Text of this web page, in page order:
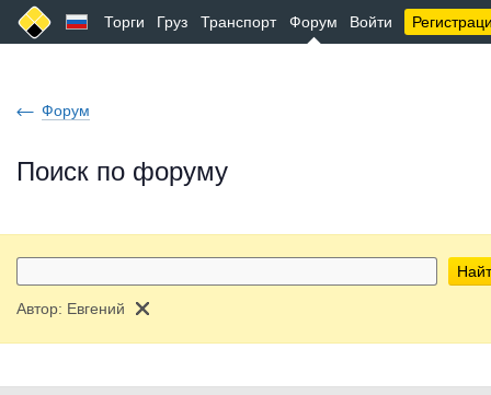
Торги Груз Транспорт Форум Войти
Форум
Поиск по форуму
Автор: Евгений